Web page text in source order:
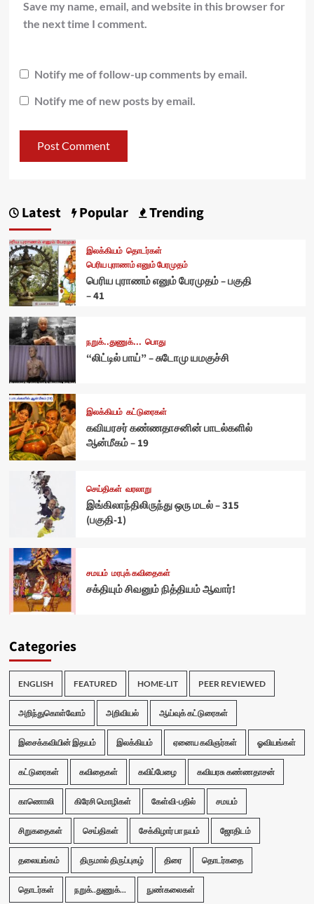
Save my name, email, and website in this browser for
the next time I comment.
Notify me of follow-up comments by email.
Notify me of new posts by email.
Latest Popular Trending
இலக்கியம் தொடர்கள்
பெரிய புராணம் எனும் பேரமுதம்
பெரிய புராணம் எனும் பேரமுதம் – பகுதி
– 41
நறுக்..துணுக்... பொது
“லிட்டில் பாய்” – சுடோமு யமகுச்சி
இலக்கியம் கட்டுரைகள்
கவியரசர் கண்ணதாசனின் பாடல்களில்
ஆன்மீகம் – 19
செய்திகள் வரலாறு
இங்கிலாந்திலிருந்து ஒரு மடல் – 315
(பகுதி-1)
சமயம் மரபுக் கவிதைகள்
சக்தியும் சிவனும் நித்தியம் ஆவார்!
Categories
ENGLISH FEATURED HOME-LIT PEER REVIEWED
அறிந்துகொள்வோம் அறிவியல் ஆய்வுக் கட்டுரைகள்
இசைக்கவியின் இதயம் இலக்கியம் ஏனைய கவிஞர்கள் ஓவியங்கள்
கட்டுரைகள் கவிதைகள் கவிப்பேழை கவியரசு கண்ணதாசன்
காணொலி கிரேசி மொழிகள் கேள்வி-பதில் சமயம்
சிறுகதைகள் செய்திகள் சேக்கிழார் பா நயம் ஜோதிடம்
தலையங்கம் திருமால் திருப்புகழ் திரை தொடர்கதை
தொடர்கள் நறுக்..துணுக்... நுண்கலைகள்